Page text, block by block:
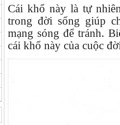
Cái khổ này là tự
trong đời sống giúp
mạng sóng để tránh.
cái khổ này của cuộc